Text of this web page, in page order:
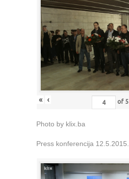
« ‹ of 5
Photo by klix.ba
Press konferencija 12.5.2015.